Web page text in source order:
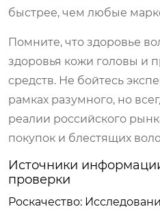
быстрее, чем любые
Помните, что здоровье
здоровья кожи головы и
средств. Не бойтесь
рамках разумного, но
реалии российского
покупок и блестящих
Источники
проверки
Роскачество: